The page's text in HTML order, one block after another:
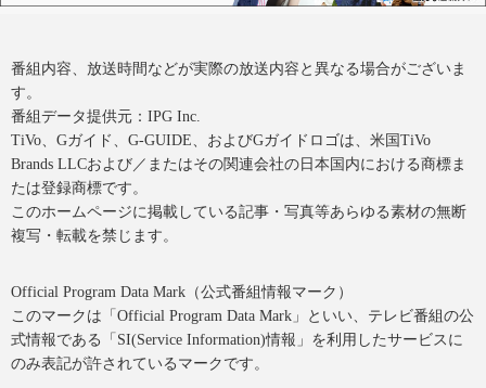
番組内容、放送時間などが実際の放送内容と異なる場合がございま
す。
番組データ提供元：IPG Inc.
TiVo、Gガイド、G-GUIDE、およびGガイドロゴは、米国TiVo
Brands LLCおよび／またはその関連会社の日本国内における商標ま
たは登録商標です。
このホームページに掲載している記事・写真等あらゆる素材の無断
複写・転載を禁じます。
Official Program Data Mark（公式番組情報マーク）
このマークは「Official Program Data Mark」といい、テレビ番組の公
式情報である「SI(Service Information)情報」を利用したサービスに
のみ表記が許されているマークです。